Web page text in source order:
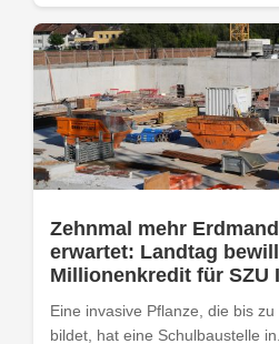
Zehnmal mehr
erwartet: Landtag
Millionenkredit für SZU
Eine invasive Pflanze, die bis
bildet, hat eine Schulbaustelle